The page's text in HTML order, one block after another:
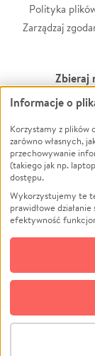
Polityka
Zarządzaj
Zbieraj
Pożar
Pomoc
Informacje o
Korzystamy z plików
zarówno własnych,
przechowywanie
(takiego jak np.
dostępu.
Wykorzystujemy te
prawidłowe
efektywność
technologii do
zgodę na ich
możliwość zmiany
do której link
cookie
działanie